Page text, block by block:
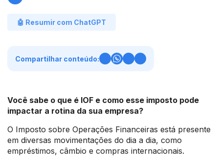
🤖 Resumir com ChatGPT
Compartilhar conteúdo:
Você sabe o que é IOF e como esse imposto pode
impactar a rotina da sua empresa?
O Imposto sobre Operações Financeiras está presente
em diversas movimentações do dia a dia, como
empréstimos, câmbio e compras internacionais.